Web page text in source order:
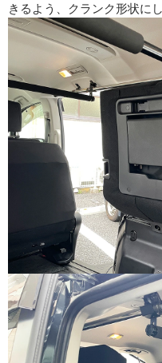
きるよう、クランク形状に